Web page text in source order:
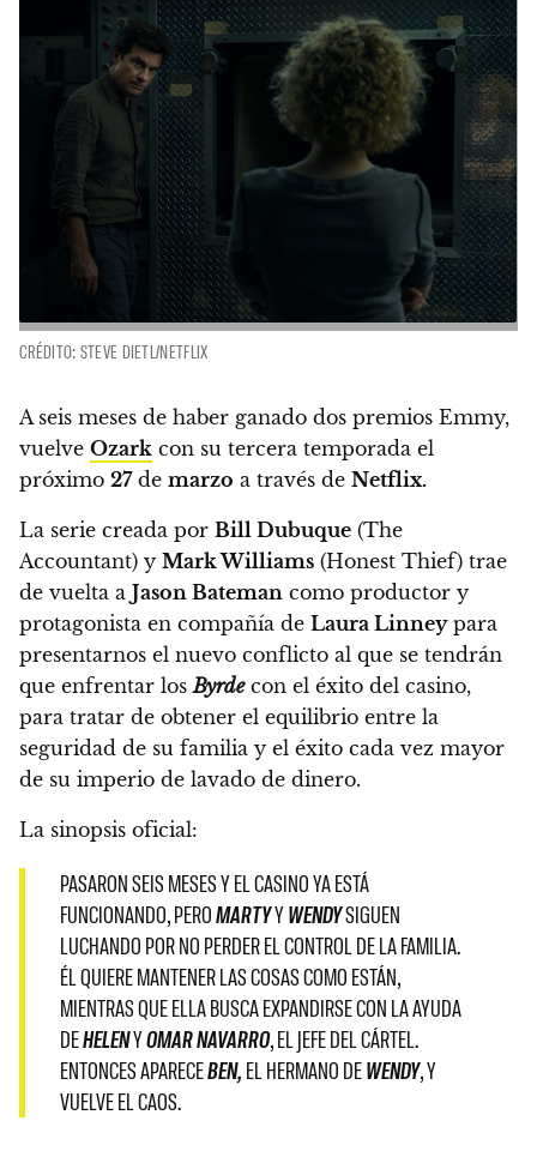
CRÉDITO: STEVE DIETL/NETFLIX
A seis meses de haber ganado dos premios Emmy,
vuelve Ozark con su tercera temporada el
próximo 27de marzo a través de Netflix.
La serie creada por Bill Dubuque (The
Accountant) y Mark Williams (Honest Thief) trae
de vuelta a Jason Bateman como productor y
protagonista en compañía de Laura Linneypara
presentarnos el nuevo conflicto al que se tendrán
que enfrentar losByrdecon el éxito del casino,
para tratar de obtener el equilibrio entre la
seguridad de su familia y el éxito cada vez mayor
de su imperio de lavado de dinero.
La sinopsis oficial:
PASARON SEIS MESES Y EL CASINO YA ESTÁ
FUNCIONANDO, PEROMARTYYWENDYSIGUEN
LUCHANDO POR NO PERDER EL CONTROL DE LA FAMILIA.
ÉL QUIERE MANTENER LAS COSAS COMO ESTÁN,
MIENTRAS QUE ELLA BUSCA EXPANDIRSE CON LA AYUDA
DEHELENYOMAR NAVARRO, EL JEFE DEL CÁRTEL.
ENTONCES APARECEBEN, EL HERMANO DEWENDY, Y
VUELVE EL CAOS.